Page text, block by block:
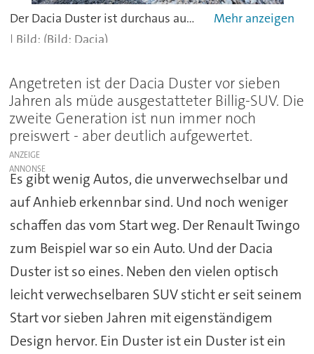
Der Dacia Duster ist durchaus auch geländetauglich.
(Bild: Dacia)
Angetreten ist der Dacia Duster vor sieben
Jahren als müde ausgestatteter Billig-SUV. Die
zweite Generation ist nun immer noch
preiswert - aber deutlich aufgewertet.
ANZEIGE
Es gibt wenig Autos, die unverwechselbar und
auf Anhieb erkennbar sind. Und noch weniger
schaffen das vom Start weg. Der Renault Twingo
zum Beispiel war so ein Auto. Und der Dacia
Duster ist so eines. Neben den vielen optisch
leicht verwechselbaren SUV sticht er seit seinem
Start vor sieben Jahren mit eigenständigem
Design hervor. Ein Duster ist ein Duster ist ein